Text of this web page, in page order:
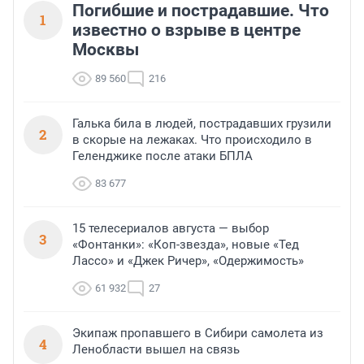
1
Погибшие и пострадавшие. Что
известно о взрыве в центре
Москвы
89 560 216
2
Галька била в людей, пострадавших грузили
в скорые на лежаках. Что происходило в
Геленджике после атаки БПЛА
83 677
3
15 телесериалов августа — выбор
«Фонтанки»: «Коп-звезда», новые «Тед
Лассо» и «Джек Ричер», «Одержимость»
61 932 27
4
Экипаж пропавшего в Сибири самолета из
Ленобласти вышел на связь